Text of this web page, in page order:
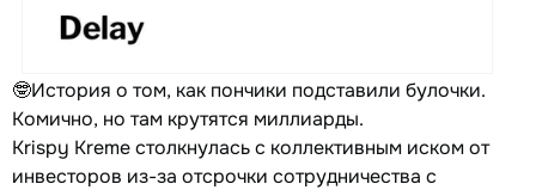
🤓История о том, как пончики подставили булочки.
Комично, но там крутятся миллиарды.
Krispy Kreme столкнулась с коллективным иском от
инвесторов из-за отсрочки сотрудничества с